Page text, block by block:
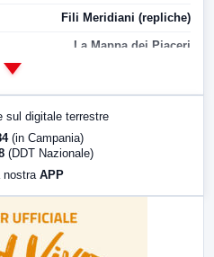
Fili Meridiani (repliche)
La Mappa dei Piaceri
sul digitale terrestre
(in Campania)
(DDT Nazionale)
nostra APP